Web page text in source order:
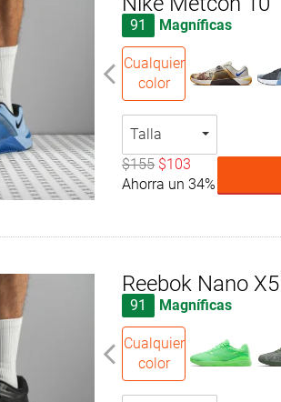
91 Magníficas
Cualquier
color
Talla
$155 $103
Ahorra un 34%
Reebok Nano X5
91 Magníficas
Cualquier
color